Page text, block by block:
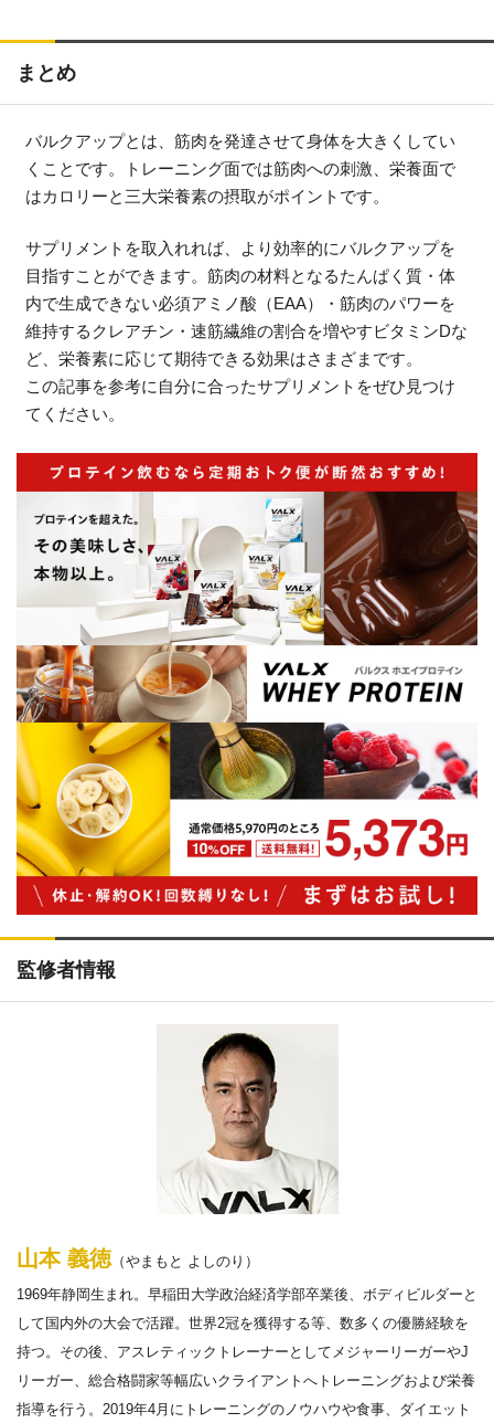
まとめ
バルクアップとは、筋肉を発達させて身体を大きくしてい
くことです。トレーニング面では筋肉への刺激、栄養面で
はカロリーと三大栄養素の摂取がポイントです。
サプリメントを取入れれば、より効率的にバルクアップを
目指すことができます。筋肉の材料となるたんぱく質・体
内で生成できない必須アミノ酸（EAA）・筋肉のパワーを
維持するクレアチン・速筋繊維の割合を増やすビタミンDな
ど、栄養素に応じて期待できる効果はさまざまです。
この記事を参考に自分に合ったサプリメントをぜひ見つけ
てください。
監修者情報
山本 義徳（やまもと よしのり）
1969年静岡生まれ。早稲田大学政治経済学部卒業後、ボディビルダーと
して国内外の大会で活躍。世界2冠を獲得する等、数多くの優勝経験を
持つ。その後、アスレティックトレーナーとしてメジャーリーガーやJ
リーガー、総合格闘家等幅広いクライアントへトレーニングおよび栄養
指導を行う。2019年4月にトレーニングのノウハウや食事、ダイエット